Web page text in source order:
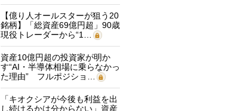
【億り人オールスターが狙う20
銘柄】「総資産69億円超」90歳
現役トレーダーから“1…
資産10億円超の投資家が明か
す“AI・半導体相場に乗らなかっ
た理由” フルポジショ…
「キオクシアが今後も利益を出
し続けるかは分からない」資産